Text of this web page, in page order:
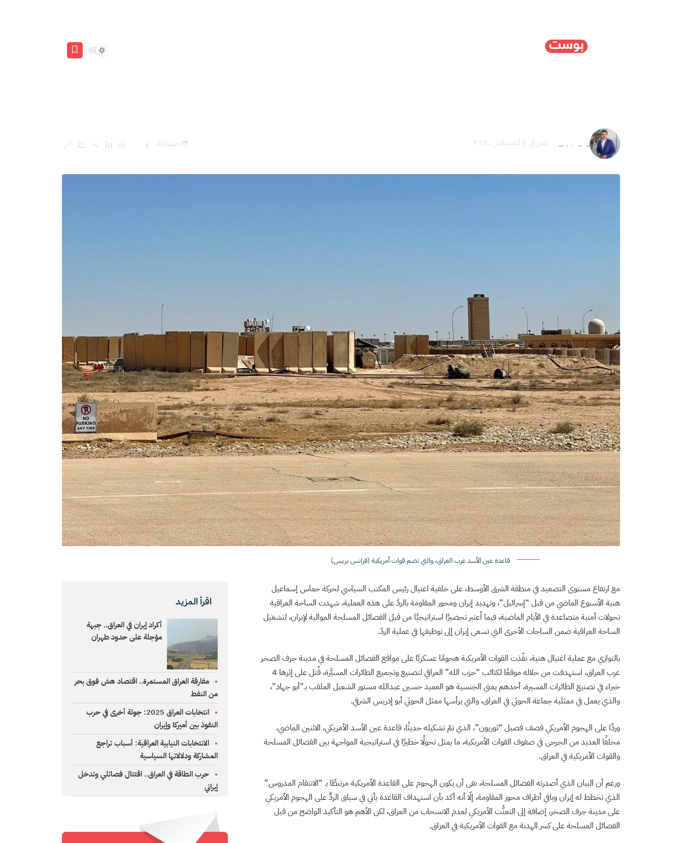
فراس إلياس نشر في ٧ أغسطس ,٢٠٢٤ مشاركة
قاعدة عين الأسد غرب العراق، والتي تضم قوات أمريكية (فرانس بريس)
مع ارتفاع مستوى التصعيد في منطقة الشرق الأوسط، على خلفية اغتيال رئيس المكتب السياسي لحركة حماس إسماعيل
هنية الأسبوع الماضي من قبل “إسرائيل”، وتهديد إيران ومحور المقاومة بالردّ على هذه العملية، شهدت الساحة العراقية
تحولات أمنية متصاعدة في الأيام الماضية، فيما اُعتبر تحضيرًا استراتيجيًا من قبل الفصائل المسلحة الموالية لإيران، لتشغيل
الساحة العراقية ضمن الساحات الأخرى التي تسعى إيران إلى توظيفها في عملية الردّ.
بالتوازي مع عملية اغتيال هنية، نفّذت القوات الأمريكية هجومًا عسكريًا على مواقع الفصائل المسلحة في مدينة جرف الصخر
غرب العراق، استهدفت من خلاله موقعًا لكتائب “حزب الله” العراقي لتصنيع وتجميع الطائرات المسيَّرة، قُتل على إثرها 4
خبراء في تصنيع الطائرات المسيرة، أحدهم يمني الجنسية هو العميد حسين عبدالله مستور الشعبل الملقب بـ”أبو جهاد”،
والذي يعمل في ممثلية جماعة الحوثي في العراق، والتي يرأسها ممثل الحوثي أبو إدريس الشرفي.
وردًا على الهجوم الأمريكي قصف فصيل “ثوريون”، الذي تمّ تشكيله حديثًا، قاعدة عين الأسد الأمريكي، الاثنين الماضي،
مخلفًا العديد من الجرحى في صفوف القوات الأمريكية، ما يمثل تحولًا خطيرًا في استراتيجية المواجهة بين الفصائل المسلحة
والقوات الأمريكية في العراق.
ورغم أن البيان الذي أصدرته الفصائل المسلحة، نفى أن يكون الهجوم على القاعدة الأمريكية مرتبطًا بـ “الانتقام المدروس”
الذي تخطط له إيران وباقي أطراف محور المقاومة، إلّا أنه أكد بأن استهداف القاعدة يأتي في سياق الردّّ على الهجوم الأمريكي
على مدينة جرف الصخر، إضافة إلى التعنُّت الأمريكي لعدم الانسحاب من العراق، لكن الأهم هو التأكيد الواضح من قبل
الفصائل المسلحة على كسر الهدنة مع القوات الأمريكية في العراق.
اقرأ المزيد
أكراد إيران في العراق.. جبهة
مؤجلة على حدود طهران
مفارقة العراق المستمرة.. اقتصاد هش فوق بحر
من النفط
انتخابات العراق 2025: جولة أخرى في حرب
النفوذ بين أميركا وإيران
الانتخابات النيابية العراقية: أسباب تراجع
المشاركة ودلالاتها السياسية
حرب الطاقة في العراق.. اقتتال فصائلي وتدخل
إيراني